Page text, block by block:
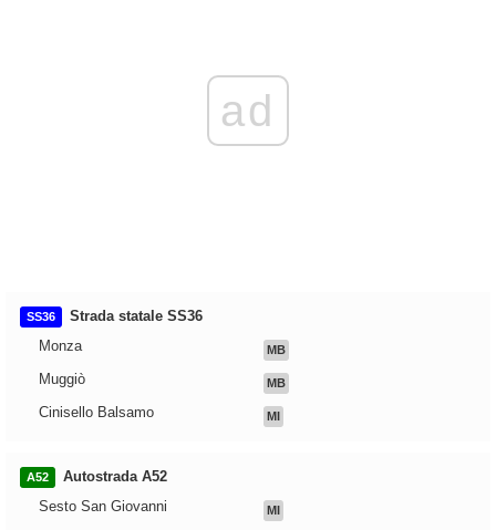
ad
SS36
Strada statale SS36
Monza
MB
Muggiò MB
Cinisello Balsamo MI
A52
Autostrada A52
Sesto San Giovanni
MI